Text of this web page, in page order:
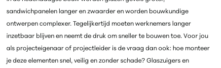
sandwichpanelen langer en zwaarder en worden bouwkundige
ontwerpencomplexer. Tegelijkertijd moeten werknemers langer
inzetbaar blijven en neemt de druk om sneller te bouwen toe. Voor jou
als projecteigenaar ofprojectleider is de vraag dan ook: hoe monteer
je deze elementen snel, veilig en zonder schade? Glaszuigers en